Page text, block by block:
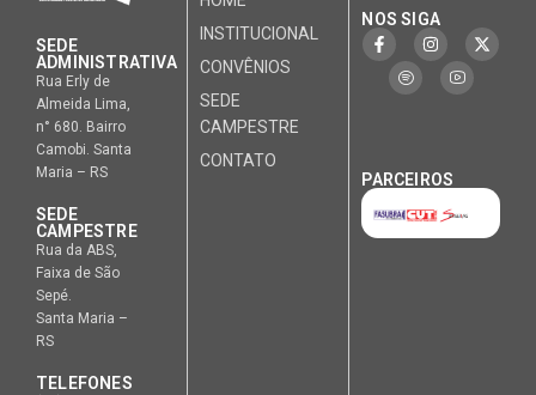
SEDE
ADMINISTRATIVA
Rua Erly de
Almeida Lima,
n° 680. Bairro
Camobi. Santa
Maria – RS
SEDE
CAMPESTRE
Rua da ABS,
Faixa de São
Sepé.
Santa Maria –
RS
TELEFONES
INSTITUCIONAL
CONVÊNIOS
SEDE
CAMPESTRE
CONTATO
NOS SIGA
PARCEIROS